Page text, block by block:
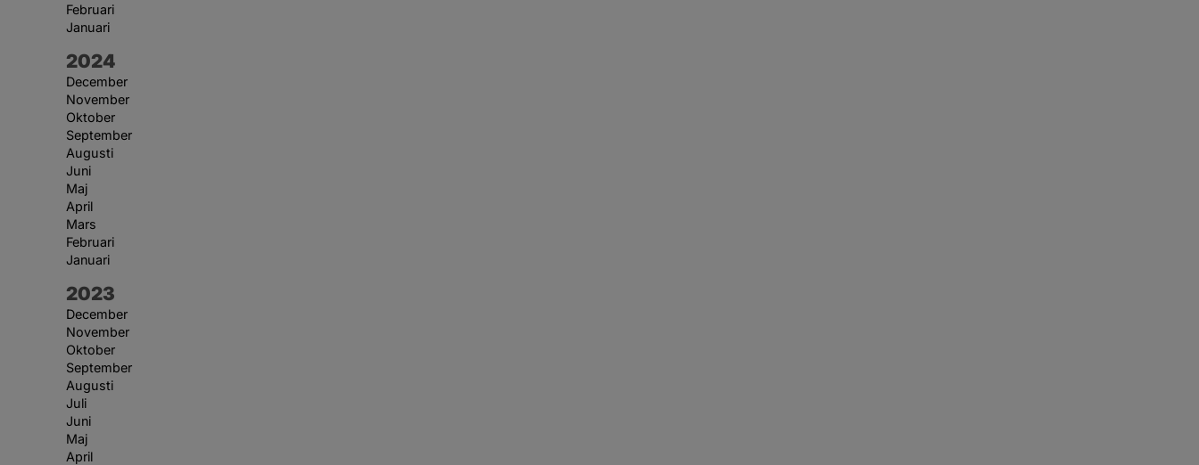
Februari
Januari
År:
2024
December
November
Oktober
September
Augusti
Juni
Maj
April
Mars
Februari
Januari
År:
2023
December
November
Oktober
September
Augusti
Juli
Juni
Maj
April